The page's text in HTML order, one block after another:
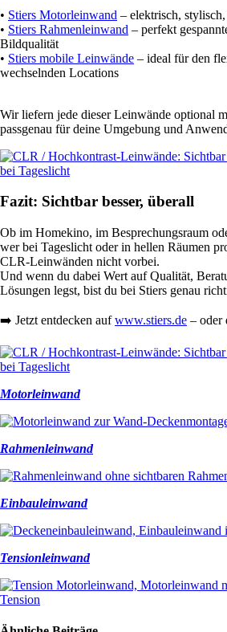
• Stiers Motorleinwand – elektrisch,
• Stiers Rahmenleinwand – perfekt
Bildqualität
• Stiers mobile Leinwände – ideal für den
wechselnden Locations
Wir liefern jede dieser Leinwände optional
passgenau für deine Umgebung und
Fazit: Sichtbar besser, überall
Ob im Homekino, im Besprechungsraum
wer bei Tageslicht oder in hellen Räumen
CLR-Leinwänden nicht vorbei.
Und wenn du dabei Wert auf Qualität,
Lösungen legst, bist du bei Stiers genau
➡️ Jetzt entdecken aufwww.stiers.de – oder
Motorleinwand
Rahmenleinwand
Einbauleinwand
Tensionleinwand